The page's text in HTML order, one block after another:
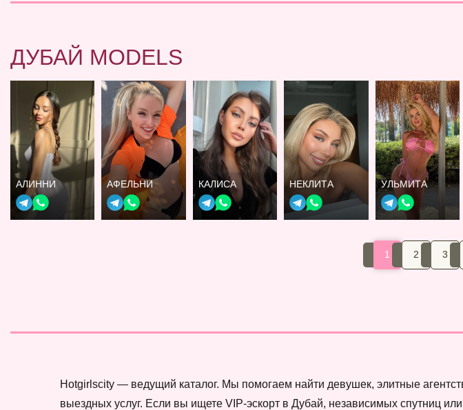
ДУБАЙ MODELS
АЛИННИ АФЕЛЬНИ КАЛИСА НЕКЛИТА УЛЬМИТА
1 2 3
Hotgirlscity — ведущий каталог. Мы помогаем найти девушек, элитные
выездных услуг. Если вы ищете VIP-эскорт в Дубай, независимых спутниц